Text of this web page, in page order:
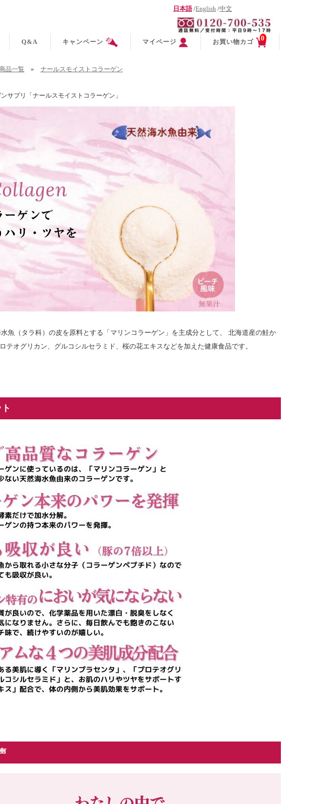
日本語/English /中文
Q&A キャンペーン マイページ お買い物カゴ 0
品一覧 » ナールスモイストコラーゲン
サプリ「ナールスモイストコラーゲン」
魚（タラ科）の皮を原料とする「マリンコラーゲン」を主成分として、 北海道産の鮭か
オグリカン、グルコシルセラミド、桜の花エキスなどを加えた健康食品です。